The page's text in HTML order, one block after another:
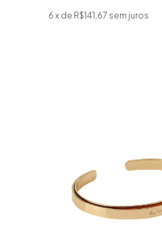
6 x de R$141,67 sem juros